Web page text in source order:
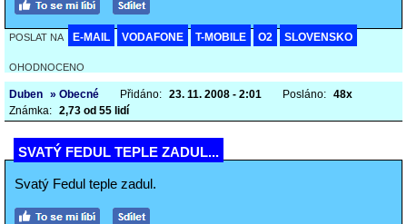
POSLAT NA E-MAIL VODAFONE T-MOBILE O2 SLOVENSKO
OHODNOCENO
Duben » Obecné Přidáno: 23. 11. 2008 - 2:01 Posláno: 48x
Známka: 2,73 od 55 lidí
SVATÝ FEDUL TEPLE ZADUL...
Svatý Fedul teple zadul.